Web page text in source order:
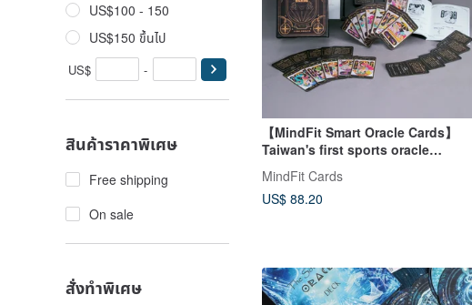
US$100 - 150
US$150 ขึ้นไป
US$ -
สินค้าราคาพิเศษ
Free shipping
On sale
สั่งทำพิเศษ
【MindFit Smart Oracle Cards】
Taiwan's first sports oracle
card/body, mind,
spirit/divination/perception
MindFit Cards
US$ 88.20